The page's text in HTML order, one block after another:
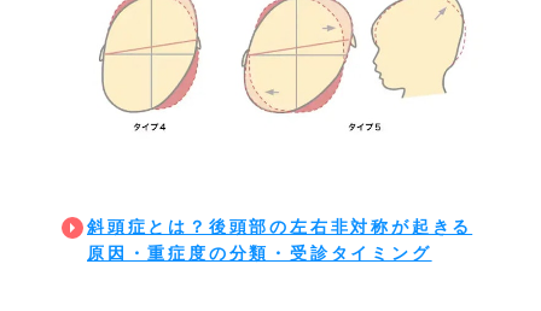
斜頭症とは？後頭部の左右非対称が起きる
原因・重症度の分類・受診タイミング